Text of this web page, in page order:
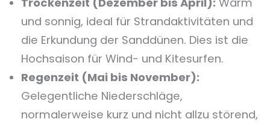
und sonnig, ideal für Strandaktivitäten und
die Erkundung der Sanddünen. Dies ist die
Hochsaison für Wind- und Kitesurfen.
Regenzeit (Mai bis November):
Gelegentliche Niederschläge,
normalerweise kurz und nicht allzu störend,